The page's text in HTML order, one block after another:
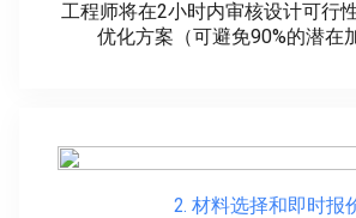
工程师将在2小时内审核设计可行
优化方案（可避免90%的潜在
2. 材料选择和即时报